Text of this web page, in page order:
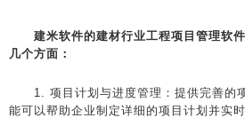
建米软件的建材行业工程项目管理软件
几个方面：
1. 项目计划与进度管理：提供完善的
能可以帮助企业制定详细的项目计划并实